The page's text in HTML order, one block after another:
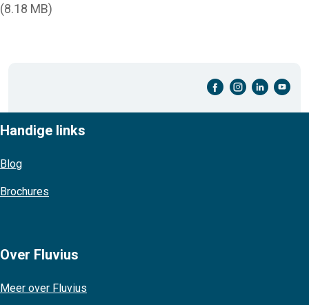
(8.18 MB)
facebook-cirkel instagram-cirkel linkedin-cirkel youtube-cirkel
Handige links
Blog
Brochures
Over Fluvius
Meer over Fluvius